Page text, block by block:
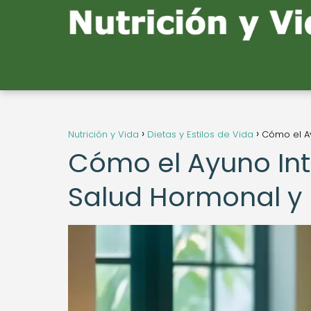
Nutrición y Vida Dietas y Estilos de Vida Cómo el
Cómo el Ayuno
Salud Hormonal